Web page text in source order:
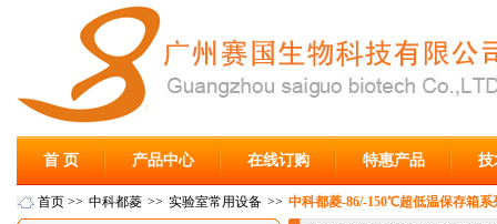
首 页 产品中心 在线订购 特惠产品 技
首页 >> 中科都菱 >> 实验室常用设备 >> 中科都菱-86/-150℃超低温保存箱系